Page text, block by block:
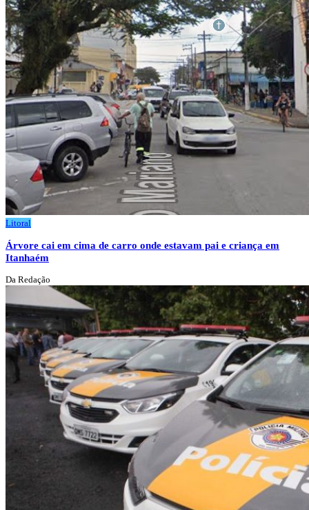
Litoral
Árvore cai em cima de carro onde estavam pai e criança em
Itanhaém
Da Redação